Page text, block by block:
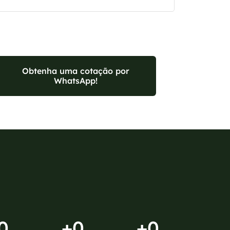
Obtenha uma cotação por
WhatsApp!